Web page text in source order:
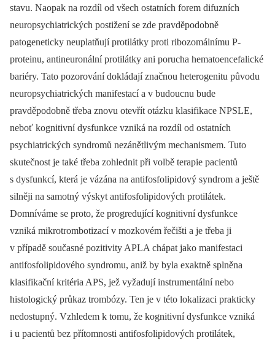
stavu. Naopak na rozdíl od všech ostatních forem difuzních
neuropsychiatrických postižení se zde pravděpodobně
patogeneticky neuplatňují protilátky proti ribozomálnímu P-
proteinu, antineuronální protilátky ani porucha hematoencefalické
bariéry. Tato pozorování dokládají značnou heterogenitu původu
neuropsychiatrických manifestací a v budoucnu bude
pravděpodobně třeba znovu otevřít otázku klasifikace NPSLE,
neboť kognitivní dysfunkce vzniká na rozdíl od ostatních
psychiatrických syndromů nezánětlivým mechanismem. Tuto
skutečnost je také třeba zohlednit při volbě terapie pacientů
s dysfunkcí, která je vázána na antifosfolipidový syndrom a ještě
silněji na samotný výskyt antifosfolipidových protilátek.
Domníváme se proto, že progredující kognitivní dysfunkce
vzniká mikrotrombotizací v mozkovém řečišti a je třeba ji
v případě současné pozitivity APLA chápat jako manifestaci
antifosfolipidového syndromu, aniž by byla exaktně splněna
klasifikační kritéria APS, jež vyžadují instrumentální nebo
histologický průkaz trombózy. Ten je v této lokalizaci prakticky
nedostupný. Vzhledem k tomu, že kognitivní dysfunkce vzniká
i u pacientů bez přítomnosti antifosfolipidových protilátek,